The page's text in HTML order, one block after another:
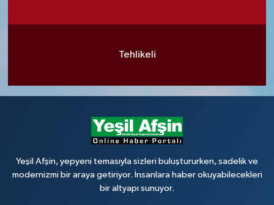
Tehlikeli
Yeşil Afşin, yepyeni temasıyla sizleri buluştururken, sadelik ve
modernizmi bir araya getiriyor. İnsanlara haber okuyabilecekleri
bir altyapı sunuyor.